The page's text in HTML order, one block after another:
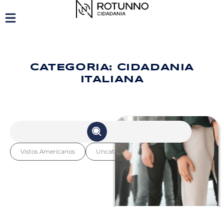
CATEGORIA: CIDADANIA
ITALIANA
Vistos Americanos Uncategorized Diversos